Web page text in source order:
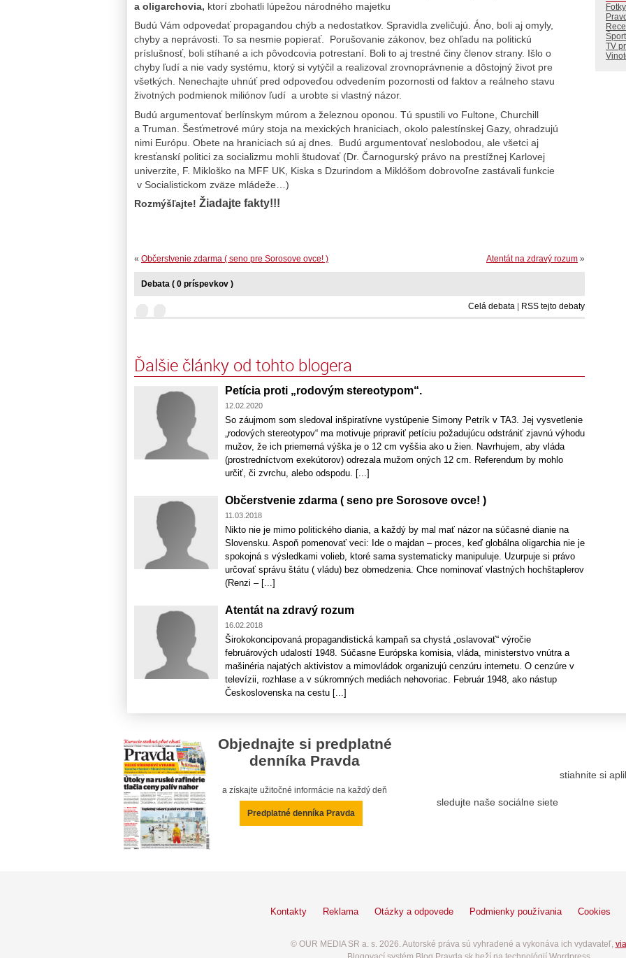
a oligarchovia, ktorí zbohatli lúpežou národného majetku
Budú Vám odpovedať propagandou chýb a nedostatkov. Spravidla zveličujú. Áno, boli aj omyly,
chyby a neprávosti. To sa nesmie popierať. Porušovanie zákonov, bez ohľadu na politickú
príslušnosť, boli stíhané a ich pôvodcovia potrestaní. Boli to aj trestné činy členov strany. Išlo o
chyby ľudí a nie vady systému, ktorý si vytýčil a realizoval zrovnoprávnenie a dôstojný život pre
všetkých. Nenechajte uhnúť pred odpoveďou odvedením pozornosti od faktov a reálneho stavu
životných podmienok miliónov ľudí a urobte si vlastný názor.
Budú argumentovať berlínskym múrom a železnou oponou. Tú spustili vo Fultone, Churchill
a Truman. Šesťmetrové múry stoja na mexických hraniciach, okolo palestínskej Gazy, ohradzujú
nimi Európu. Obete na hraniciach sú aj dnes. Budú argumentovať neslobodou, ale všetci aj
kresťanskí politici za socializmu mohli študovať (Dr. Čarnogurský právo na prestížnej Karlovej
univerzite, F. Mikloško na MFF UK, Kiska s Dzurindom a Miklóšom dobrovoľne zastávali funkcie
v Socialistickom zväze mládeže…)
Rozmýšľajte! Žiadajte fakty!!!
Atentát na zdravý rozum »
« Občerstvenie zdarma ( seno pre Sorosove ovce! )
Debata ( 0 príspevkov )
Celá debata | RSS tejto debaty
Ďalšie články od tohto blogera
Petícia proti „rodovým stereotypom“.
12.02.2020
So záujmom som sledoval inšpiratívne vystúpenie Simony Petrík v TA3. Jej vysvetlenie
„rodových stereotypov“ ma motivuje pripraviť petíciu požadujúcu odstrániť zjavnú výhodu
mužov, že ich priemerná výška je o 12 cm vyššia ako u žien. Navrhujem, aby vláda
(prostredníctvom exekútorov) odrezala mužom oných 12 cm. Referendum by mohlo
určiť, či zvrchu, alebo odspodu. [...]
Občerstvenie zdarma ( seno pre Sorosove ovce! )
11.03.2018
Nikto nie je mimo politického diania, a každý by mal mať názor na súčasné dianie na
Slovensku. Aspoň pomenovať veci: Ide o majdan – proces, keď globálna oligarchia nie je
spokojná s výsledkami volieb, ktoré sama systematicky manipuluje. Uzurpuje si právo
určovať správu štátu ( vládu) bez obmedzenia. Chce nominovať vlastných hochštaplerov
(Renzi – [...]
Atentát na zdravý rozum
16.02.2018
Širokokoncipovaná propagandistická kampaň sa chystá „oslavovať“ výročie
februárových udalostí 1948. Súčasne Európska komisia, vláda, ministerstvo vnútra a
mašinéria najatých aktivistov a mimovládok organizujú cenzúru internetu. O cenzúre v
televízii, rozhlase a v súkromných mediách nehovoriac. Február 1948, ako nástup
Československa na cestu [...]
Fotky
Šport
TV
Objednajte si predplatné
denníka Pravda
a získajte užitočné informácie na každý deň
Predplatné denníka Pravda
sledujte naše sociálne siete
stiahnite si
Kontakty Reklama Otázky a odpovede Podmienky používania Cookies
© OUR MEDIA SR a. s. 2026. Autorské práva sú vyhradené a vykonáva ich vydavateľ,